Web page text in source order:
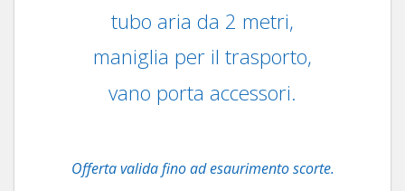
tubo aria da 2 metri,
maniglia per il trasporto,
vano porta accessori.
Offerta valida fino ad esaurimento scorte.